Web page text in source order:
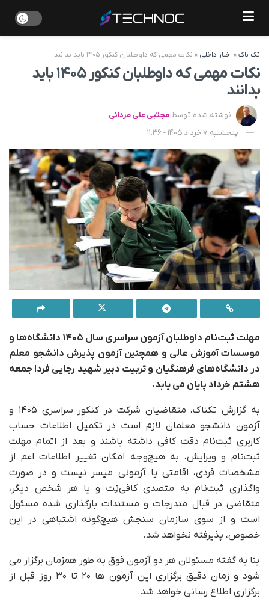
تک ناک» اخبار داخلی » نکات مهمی که داوطلبان کنکور ۱۴۰۵ باید بدانند
نکات مهمی که داوطلبان کنکور ۱۴۰۵ باید
بدانند
نوشته شده توسط مجتبی علی مردانی
پنجشنبه 7 خرداد 1405 - 11:36
مهلت ثبت‌نام داوطلبان آزمون سراسری سال ۱۴۰۵ دانشگاه‌ها و
موسسات آموزش عالی و همچنین آزمون پذیرش دانشجو معلم
در دانشگاه‌های فرهنگیان و تربیت دبیر شهید رجایی فردا جمعه
هشتم خرداد پایان می یابد.
به گزارش تکناک، متقاضیان شرکت در کنکور سراسری ۱۴۰۵ و
آزمون دانشجو معلمان لازم است در تکمیل اطلاعات حساب
کاربری ثبت‌نام دقت کافی داشته باشند و بعد از اتمام مهلت
ثبت‌نام و ویرایش، به هیچ‌وجه امکان تغییر اطلاعات اعم از
مشخصات فردی، اقامتی یا آزمونی میسر نیست و در صورت
واگذاری ثبت‌نام به متصدی کافی‌نِت و یا هر شخص دیگر،
متقاضی در قبال مندرجات و مستندات بارگذاری شده مسئول
است و از سوی سازمان سنجش هیچ‌گونه اشتباهی در این
خصوص، پذیرفته نخواهد شد.
بنا به گفته مسئولان هر دو آزمون فوق به طور همزمان برگزار می
شود و زمان دقیق برگزاری این آزمون ها ۲۰ تا ۳۰ روز قبل از
برگزاری اطلاع رسانی خواهد شد.